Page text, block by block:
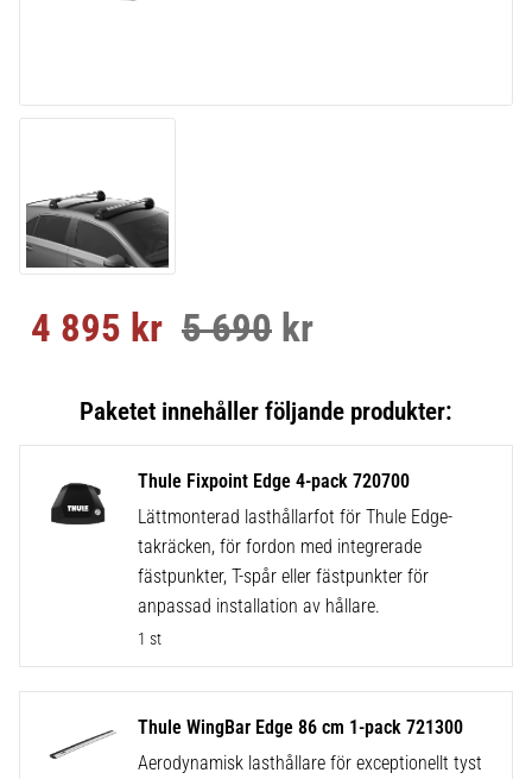
Nedsatt pris:
4 895 kr Ordinarie pris:
5 690 kr
Thule Fixpoint Edge 4-pack 720700
Lättmonterad lasthållarfot för Thule Edge-
takräcken, för fordon med integrerade
fästpunkter, T-spår eller fästpunkter för
anpassad installation av hållare.
1 st
Thule WingBar Edge 86 cm 1-pack 721300
Aerodynamisk lasthållare för exceptionellt tyst